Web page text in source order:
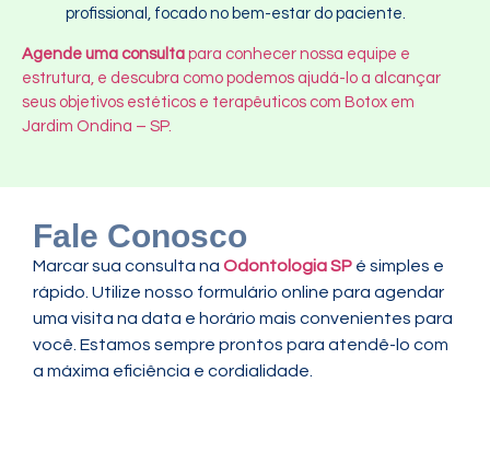
profissional, focado no bem-estar do paciente.
Agende uma consulta para conhecer nossa equipe e
estrutura, e descubra como podemos ajudá-lo a alcançar
seus objetivos estéticos e terapêuticos com Botox em
Jardim Ondina – SP.
Fale Conosco
Marcar sua consulta na Odontologia SP é simples e
rápido. Utilize nosso formulário online para agendar
uma visita na data e horário mais convenientes para
você. Estamos sempre prontos para atendê-lo com
a máxima eficiência e cordialidade.